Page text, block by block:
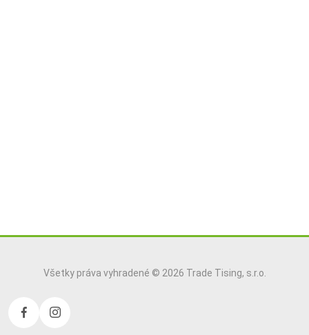
Všetky práva vyhradené © 2026 Trade Tising, s.r.o.